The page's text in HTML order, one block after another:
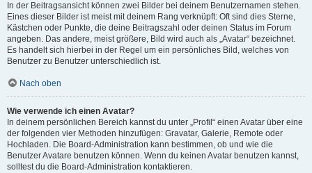
In der Beitragsansicht können zwei Bilder bei deinem Benutzernamen stehen.
Eines dieser Bilder ist meist mit deinem Rang verknüpft: Oft sind dies Sterne,
Kästchen oder Punkte, die deine Beitragszahl oder deinen Status im Forum
angeben. Das andere, meist größere, Bild wird auch als „Avatar“ bezeichnet.
Es handelt sich hierbei in der Regel um ein persönliches Bild, welches von
Benutzer zu Benutzer unterschiedlich ist.
Nach oben
Wie verwende ich einen Avatar?
In deinem persönlichen Bereich kannst du unter „Profil“ einen Avatar über eine
der folgenden vier Methoden hinzufügen: Gravatar, Galerie, Remote oder
Hochladen. Die Board-Administration kann bestimmen, ob und wie die
Benutzer Avatare benutzen können. Wenn du keinen Avatar benutzen kannst,
solltest du die Board-Administration kontaktieren.